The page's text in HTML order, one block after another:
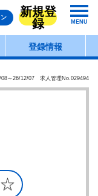
新規登
録
MENU
登録情報
08～26/12/07 求人管理No.029494